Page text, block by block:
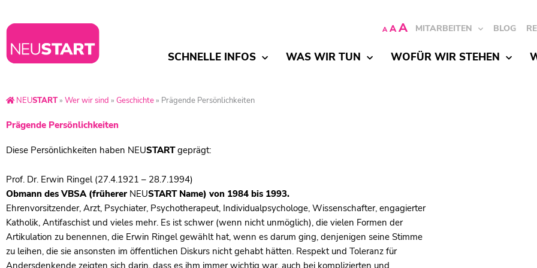
A A A MITARBEITEN BLOG
SCHNELLE INFOS WAS WIR TUN WOFÜR WIR STEHEN
NEUSTART» Wer wir sind » Geschichte» Prägende Persönlichkeiten
Prägende Persönlichkeiten
Diese Persönlichkeiten haben NEUSTARTgeprägt:
Prof. Dr. Erwin Ringel (27.4.1921 – 28.7.1994)
Obmann des VBSA (früherer NEUSTARTName) von 1984 bis 1993.
Ehrenvorsitzender, Arzt, Psychiater, Psychotherapeut, Individualpsychologe, Wissenschafter, engagierter
Katholik, Antifaschist und vieles mehr. Es ist schwer (wenn nicht unmöglich), die vielen Formen der
Artikulation zu benennen, die Erwin Ringel gewählt hat, wenn es darum ging, denjenigen seine Stimme
zu leihen, die sie ansonsten im öffentlichen Diskurs nicht gehabt hätten. Respekt und Toleranz für
Andersdenkende zeigten sich darin, dass es ihm immer wichtig war, auch bei komplizierten und